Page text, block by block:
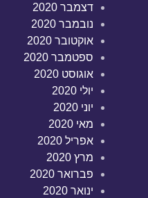
דצמבר 2020
נובמבר 2020
אוקטובר 2020
ספטמבר 2020
אוגוסט 2020
יולי 2020
יוני 2020
מאי 2020
אפריל 2020
מרץ 2020
פברואר 2020
ינואר 2020